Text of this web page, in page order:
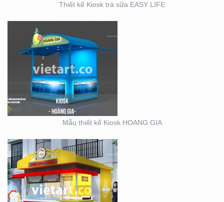
Thiết kế Kiosk trà sữa EASY LIFE
Mẫu thiết kế Kiosk HOANG GIA
KIOSK CHÁO VINA BABY
SỰ KIỆN CÔNG TY ĐIỆN
LỰC EVN HẢI PHÒNG